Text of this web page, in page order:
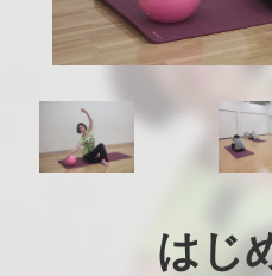
はじ